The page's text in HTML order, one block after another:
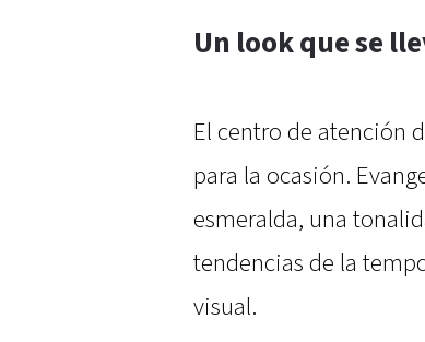
Un look que se
El centro de atención
para la ocasión.
esmeralda, una
tendencias de la
visual.